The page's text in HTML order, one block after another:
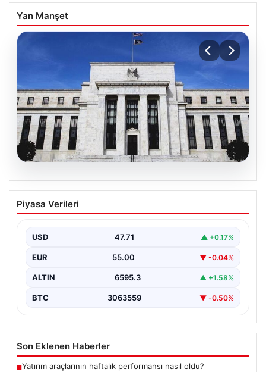
Yan Manşet
06.08.2026
Fed faizi sabit tuttu
Piyasa Verileri
USD 47.71 ▲ +0.17%
EUR 55.00 ▼ -0.04%
ALTIN 6595.3 ▲ +1.58%
BTC 3063559 ▼ -0.50%
Son Eklenen Haberler
■Yatırım araçlarının haftalık performansı nasıl oldu?